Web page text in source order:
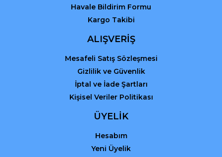
Gönder
Havale Bildirim Formu
Kargo Takibi
ALIŞVERİŞ
Mesafeli Satış Sözleşmesi
Gizlilik ve Güvenlik
İptal ve İade Şartları
Kişisel Veriler Politikası
ÜYELİK
Hesabım
Yeni Üyelik